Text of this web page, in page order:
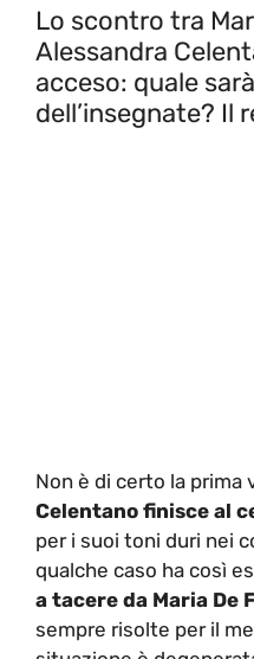
Lo scontro tra
Alessandra
acceso: quale
dell’insegnate? Il
Non è di certo la prima
Celentano finisce al
per i suoi toni duri nei
qualche caso ha così
a tacere da Maria De
sempre risolte per il